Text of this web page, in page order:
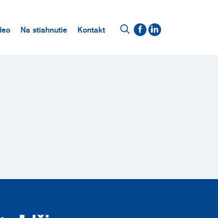
Na stiahnutie Kontakt